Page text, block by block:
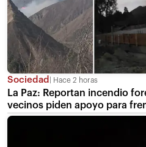
Sociedad Hace 2 horas
La Paz: Reportan incendio
vecinos piden apoyo para